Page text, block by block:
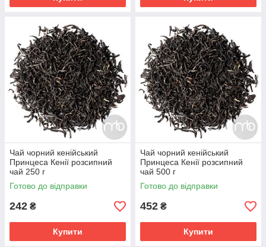
Чай чорний кенійський
Принцеса Кенії розсипний
чай 250 г
Готово до відправки
242 ₴
Купити
Чай чорний кенійський
Принцеса Кенії розсипний
чай 500 г
Готово до відправки
452 ₴
Купити